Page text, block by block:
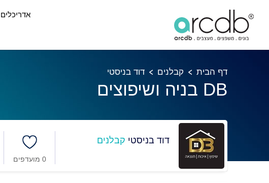
אדריכלים
דף הבית קבלנים דוד בניסטי
DB בניה ושיפוצים
דוד בניסטי קבלנים
0 מועדפים